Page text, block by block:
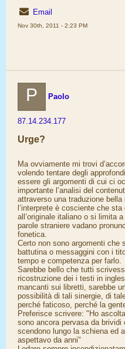
Email
Nov 30th, 2011 - 2:23 PM
P Paolo
87.14.234.177
Urge?
Ma ovviamente mi trovi
volendo tentare degli
essere gli argomenti di cui ci
importante l’analisi del
attraverso una traduzione
l’interprete è cosciente che
all’originale italiano o si limita
parole straniere vadano
fonetica.
Certo non sono argomenti che
battutina o messaggini con i
tempo e competenza per farlo.
Sarebbe bello che tutti
ricostruzione dei i testi in
mancanti sui libretti, sarebbe
possibilità di tali sinergie, di
perché faticoso, perché la
Preferisce scrivere: "Ho
sono ancora pervasa da
scendono lungo la schiena ed
aspettavo da anni"